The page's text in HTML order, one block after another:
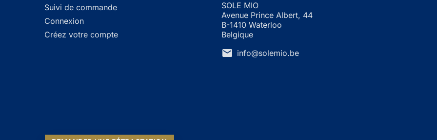
Suivi de commande
Connexion
Créez votre compte
SOLE MIO
Avenue Prince Albert, 44
B-1410 Waterloo
Belgique
mail info@solemio.be